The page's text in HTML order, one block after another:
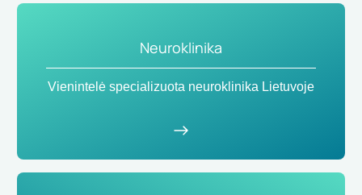
Neuroklinika
Vienintelė specializuota neuroklinika Lietuvoje